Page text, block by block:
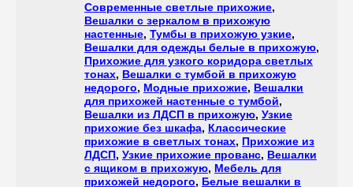
Современные светлые прихожие,
Вешалки с зеркалом в прихожую
настенные, Тумбы в прихожую узкие,
Вешалки для одежды белые в прихожую,
Прихожие для узкого коридора светлых
тонах, Вешалки с тумбой в прихожую
недорого, Модные прихожие, Вешалки
для прихожей настенные с тумбой,
Вешалки из ЛДСП в прихожую, Узкие
прихожие без шкафа, Классические
прихожие в светлых тонах, Прихожие из
ЛДСП, Узкие прихожие прованс, Вешалки
с ящиком в прихожую, Мебель для
прихожей недорого, Белые вешалки в